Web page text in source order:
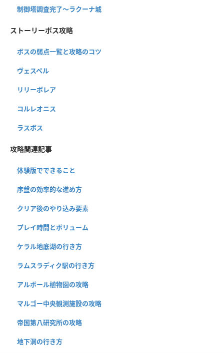
制御塔調査完了〜ラクーナ城
ストーリーボス攻略
ボスの弱点一覧と攻略のコツ
ヴェスペル
リリーボレア
コルレオニス
ラスボス
攻略関連記事
体験版でできること
序盤の効率的な進め方
クリア後のやり込み要素
プレイ時間とボリューム
ケラル地底湖の行き方
ラムスラディク駅の行き方
アルボール植物園の攻略
マルゴー中央観測施設の攻略
帝国第八研究所の攻略
地下洞の行き方